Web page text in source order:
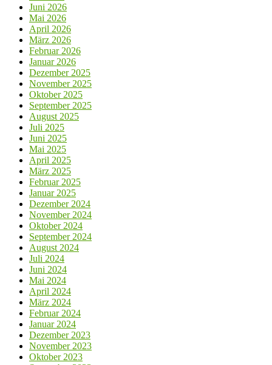
Juni 2026
Mai 2026
April 2026
März 2026
Februar 2026
Januar 2026
Dezember 2025
November 2025
Oktober 2025
September 2025
August 2025
Juli 2025
Juni 2025
Mai 2025
April 2025
März 2025
Februar 2025
Januar 2025
Dezember 2024
November 2024
Oktober 2024
September 2024
August 2024
Juli 2024
Juni 2024
Mai 2024
April 2024
März 2024
Februar 2024
Januar 2024
Dezember 2023
November 2023
Oktober 2023